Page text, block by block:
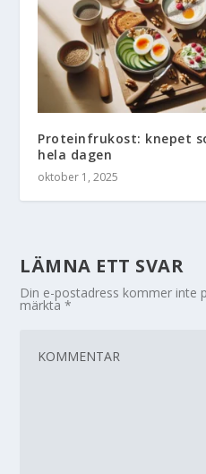
Proteinfrukost: knepet
hela dagen
oktober 1, 2025
LÄMNA ETT SVAR
Din e-postadress kommer inte
märkta*